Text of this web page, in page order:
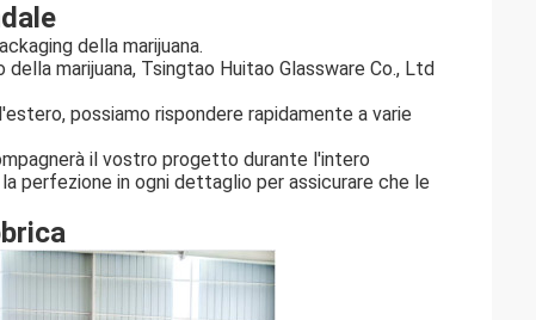
della marijuana.
marijuana, Tsingtao Huitao Glassware Co., Ltd
possiamo rispondere rapidamente a varie
il vostro progetto durante l'intero
perfezione in ogni dettaglio per assicurare che le